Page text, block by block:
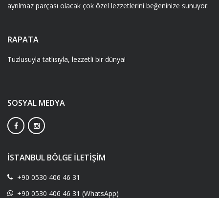
ayrılmaz parçası olacak çok özel lezzetlerini beğeninize sunuyor.
RAPATA
Tuzlusuyla tatlısıyla, lezzetli bir dünya!
SOSYAL MEDYA
İSTANBUL BÖLGE İLETIŞIM
+90 0530 406 46 31
+90 0530 406 46 31 (WhatsApp)